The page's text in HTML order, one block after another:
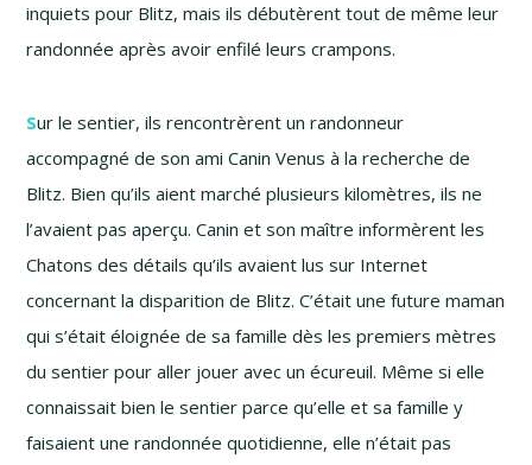
inquiets pour Blitz, mais ils débutèrent tout de même leur
randonnée après avoir enfilé leurs crampons.
Sur le sentier, ils rencontrèrent un randonneur
accompagné de son ami Canin Venus à la recherche de
Blitz. Bien qu’ils aient marché plusieurs kilomètres, ils ne
l’avaient pas aperçu. Canin et son maître informèrent les
Chatons des détails qu’ils avaient lus sur Internet
concernant la disparition de Blitz. C’était une future maman
qui s’était éloignée de sa famille dès les premiers mètres
du sentier pour aller jouer avec un écureuil. Même si elle
connaissait bien le sentier parce qu’elle et sa famille y
faisaient une randonnée quotidienne, elle n’était pas